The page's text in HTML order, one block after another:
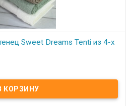
Sweet Dreams Tenti из 4-х
Dreams из 4-х штук 70х140 см
махра микрокоттон, 100%
Производитель: Sweet Dreams